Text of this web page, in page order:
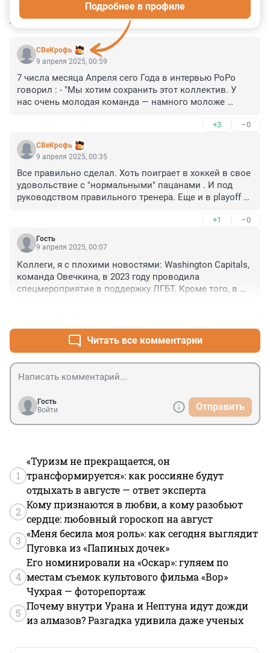
КОММЕНТАРИИ 25
СВеКрофь
Подробнее в профиле
9 апреля 2025, 00:59
7 числа месяца Апреля сего Года в интервью РоРо
говорил : - "Мы хотим сохранить этот коллектив. У
нас очень молодая команда — намного моложе
расходятся с делом и к 9 числу месяца Апреля
собрали чемоданы уже официально трое - Кузнецов,
Демидов, Грицук . Не удивлюсь если и Никишин туда
же направит ласты.
Значит, будут искать виноватых ( среди игроков,
конечно же ) и будут очередные "чистки" . Дальше
переманивание с упорством пылесоса из других
+3 –0
СВеКрофь
9 апреля 2025, 00:35
Все правильно сделал. Хоть поиграет в хоккей в свое
удовольствие с "нормальными" пацанами . И под
руководством правильного тренера. Еще и в playoff
Монреаль удержится и отцепит Крылья в личной
встрече.
+1 –0
Гость
9 апреля 2025, 00:07
Коллеги, я с плохими новостями: Washington Capitals,
команда Овечкина, в 2023 году проводила
спецмероприятие в поддержку ЛГБТ. Кроме того, в
обменивался рукопожатием. Так что, сами
Читать все комментарии
Гость
Войти
Отправить
1
«Туризм не прекращается, он
трансформируется»: как россияне будут
отдыхать в августе — ответ эксперта
2
Кому признаются в любви, а кому разобьют
сердце: любовный гороскоп на август
3
«Меня бесила моя роль»: как сегодня выглядит
Пуговка из «Папиных дочек»
4
Его номинировали на «Оскар»: гуляем по
местам съемок культового фильма «Вор»
Чухрая — фоторепортаж
5
Почему внутри Урана и Нептуна идут дожди
из алмазов? Разгадка удивила даже ученых